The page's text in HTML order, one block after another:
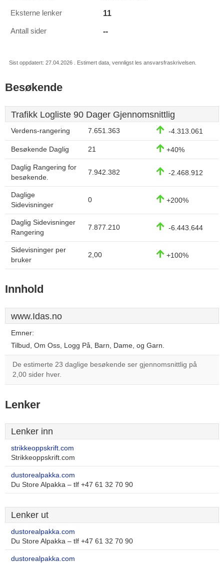
Eksterne lenker 11
Antall sider --
Sist oppdatert: 27.04.2026 . Estimert data, vennligst les ansvarsfraskrivelsen.
Besøkende
Trafikk Logliste 90 Dager Gjennomsnittlig
Verdens-rangering 7.651.363 -4.313.061
Besøkende Daglig 21 +40%
Daglig Rangering for
besøkende.
7.942.382 -2.468.912
Daglige
Sidevisninger
0 +200%
Daglig Sidevisninger
Rangering
7.877.210 -6.443.644
Sidevisninger per
bruker
2,00 +100%
Innhold
www.Idas.no
Emner:
Tilbud, Om Oss, Logg På, Barn, Dame, og Garn.
De estimerte 23 daglige besøkende ser gjennomsnittlig på
2,00 sider hver.
Lenker
Lenker inn
strikkeoppskrift.com
Strikkeoppskrift.com
dustorealpakka.com
Du Store Alpakka – tlf +47 61 32 70 90
Lenker ut
dustorealpakka.com
Du Store Alpakka – tlf +47 61 32 70 90
dustorealpakka.com